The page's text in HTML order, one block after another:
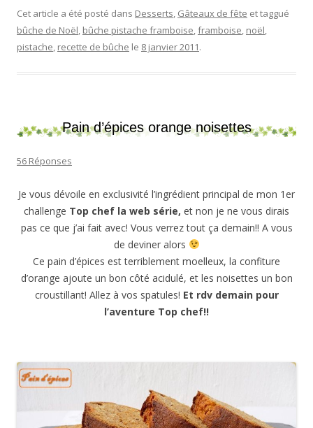
Cet article a été posté dans Desserts, Gâteaux de fête et taggué
bûche de Noël, bûche pistache framboise,framboise, noël,
pistache, recette de bûche le 8 janvier 2011.
Pain d’épices orange noisettes
56 Réponses
Je vous dévoile en exclusivité l’ingrédient principal de mon 1er
challenge Top chef la web série, et non je ne vous dirais
pas ce que j’ai fait avec! Vous verrez tout ça demain!! A vous
de deviner alors
Ce pain d’épices est terriblement moelleux, la confiture
d’orange ajoute un bon côté acidulé, et les noisettes un bon
croustillant! Allez à vos spatules! Et rdv demain pour
l’aventure Top chef!!